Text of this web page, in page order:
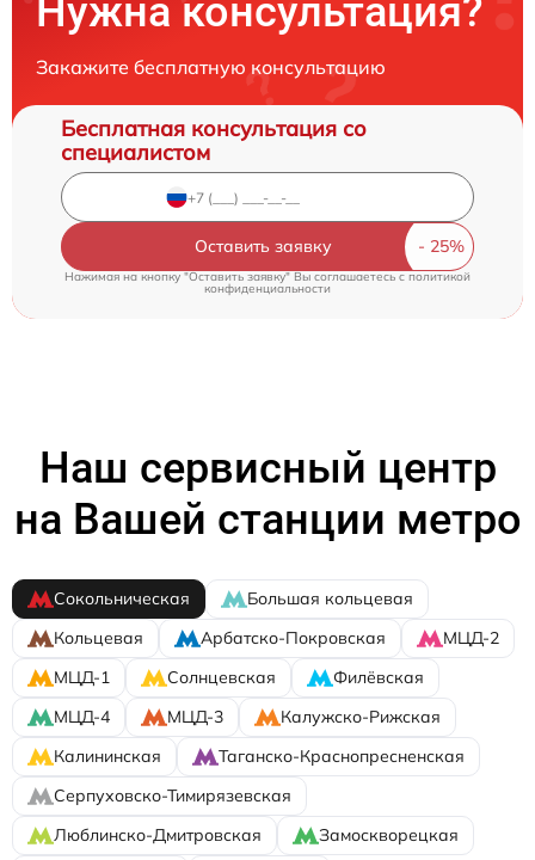
Нужна консультация?
Закажите бесплатную консультацию
Бесплатная консультация со
специалистом
Оставить заявку
Нажимая на кнопку "Оставить заявку" Вы соглашаетесь c политикой
конфиденциальности
Наш сервисный центр
на Вашей станции метро
Сокольническая
Большая кольцевая
Кольцевая
Арбатско-Покровская
МЦД-2
МЦД-1
Солнцевская
Филёвская
МЦД-4
МЦД-3
Калужско-Рижская
Калининская
Таганско-Краснопресненская
Серпуховско-Тимирязевская
Люблинско-Дмитровская
Замоскворецкая